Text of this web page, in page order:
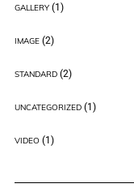
GALLERY(1)
IMAGE(2)
STANDARD(2)
UNCATEGORIZED(1)
VIDEO (1)